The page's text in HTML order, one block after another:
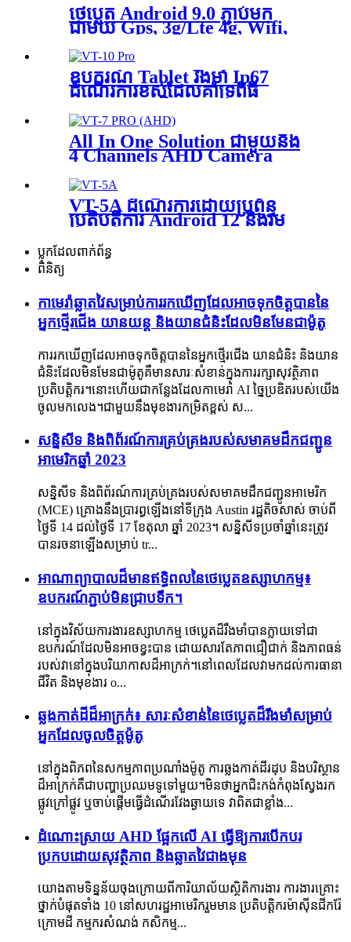
កសិកម្ម VT-10
ថេប្លេត Android 9.0 ភ្ជាប់មក
ជាមួយ Gps, 3g/Lte 4g, Wifi,
Bluetooth, Can Bus Protcols
បានអនុវត្តនៅក្នុងយានជំនិះផ្សេងៗ
គ្នា ដែលបានដំឡើងសម្រាប់ការគ្រប់
គ្រងកងនាវា និងអាណត្តិចាស់ VT-7
Pro
ឧបករណ៍ Tablet រឹងមាំ Ip67
ដំណើរការខ្ពស់ដែលគាំទ្រពិធី
ជាក់លាក់ខ្ពស់សម្រាប់ការគ្រប់
គ្រងកងនាវា កសិកម្ម និងប្រព័ន្ធដឹក
ជញ្ជូនតាមឡានក្រុង VT-10-Pro
All In One Solution ជាមួយនឹង
4 Channels AHD Camera
Survillance Systems VT-7
PRO (AHD)
VT-5A ដំណើរការដោយប្រព័ន្ធ
ប្រតិបត្តិការ Android 12 និងរួម
Capacitor
ប្លុកដែលពាក់ព័ន្ធ
ពិនិត្យ
កាមេរ៉ាឆ្លាតវៃសម្រាប់ការរកឃើញដែលអាចទុកចិត្តបាននៃ
អ្នកថ្មើរជើង យានយន្ត និងយានជំនិះដែលមិនមែនជាម៉ូតូ
ការរកឃើញដែលអាចទុកចិត្តបាននៃអ្នកថ្មើរជើង យានជំនិះ និងយាន
ជំនិះដែលមិនមែនជាម៉ូតូគឺមានសារៈសំខាន់ក្នុងការរក្សាសុវត្ថិភាព
ប្រតិបត្តិករ។នោះហើយជាកន្លែងដែលកាមេរ៉ា AI ច្នៃប្រឌិតរបស់យើង
ចូលមកលេង។ជាមួយនឹងមុខងារកម្រិតខ្ពស់ ស...
សន្និសីទ និងពិព័រណ៍ការគ្រប់គ្រងរបស់សមាគមដឹកជញ្ជូន
អាមេរិកឆ្នាំ 2023
សន្និសីទ និងពិព័រណ៍ការគ្រប់គ្រងរបស់សមាគមដឹកជញ្ជូនអាមេរិក
(MCE) គ្រោងនឹងប្រារព្ធឡើងនៅទីក្រុង Austin រដ្ឋតិចសាស់ ចាប់ពី
ថ្ងៃទី 14 ដល់ថ្ងៃទី 17 ខែតុលា ឆ្នាំ 2023។ សន្និសីទប្រចាំឆ្នាំនេះត្រូវ
បានរចនាឡើងសម្រាប់ tr...
អាណាព្យាបាលដ៏មានឥទ្ធិពលនៃថេប្លេតឧស្សាហកម្ម៖
ឧបករណ៍ភ្ជាប់មិនជ្រាបទឹក។
នៅក្នុងវិស័យការងារឧស្សាហកម្ម ថេប្លេតដ៏រឹងមាំបានក្លាយទៅជា
ឧបករណ៍ដែលមិនអាចខ្វះបាន ដោយសារតែភាពជឿជាក់ និងភាពធន់
របស់វានៅក្នុងបរិយាកាសដ៏អាក្រក់។នៅពេលដែលវាមកដល់ការធានា
ជីវិត និងមុខងារ o...
ឆ្លងកាត់ដីដ៏អាក្រក់៖ សារៈសំខាន់នៃថេប្លេតដ៏រឹងមាំសម្រាប់
អ្នកដែលចូលចិត្តម៉ូតូ
នៅក្នុងពិភពនៃសកម្មភាពប្រណាំងម៉ូតូ ការឆ្លងកាត់ដីរដុប និងបរិស្ថាន
ដ៏អាក្រក់គឺជាបញ្ហាប្រឈមទូទៅមួយ។មិន​ថា​អ្នក​ជិះ​កង់​កំពុង​ស្វែង​រក​
ផ្លូវ​ក្រៅ​ផ្លូវ ឬ​ចាប់​ផ្តើម​ធ្វើ​ដំណើរ​វែង​ឆ្ងាយ​ទេ វា​ពិត​ជា​ខ្លាំង...
ដំណោះស្រាយ AHD ផ្អែកលើ AI ធ្វើឱ្យការបើកបរ
ប្រកបដោយសុវត្ថិភាព និងឆ្លាតវៃជាងមុន
យោងតាមទិន្នន័យចុងក្រោយពីការិយាល័យស្ថិតិការងារ ការងារគ្រោះ
ថ្នាក់បំផុតទាំង 10 នៅសហរដ្ឋអាមេរិករួមមាន ប្រតិបត្តិករម៉ាស៊ីនជីករ៉ែ
ក្រោមដី កម្មករសំណង់ កសិកម្ម...